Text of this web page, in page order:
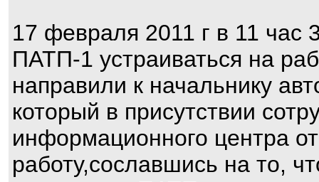
17 февраля 2011 г в 11 час
ПАТП-1 устраиваться на
направили к начальнику
который в присутствии
информационного центра
работу,сославшись на то,